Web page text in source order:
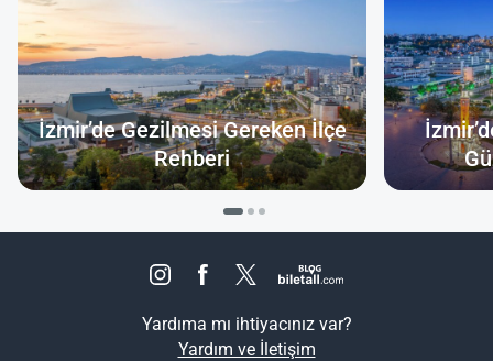
İzmir’de Gezilmesi Gereken İlçe
Rehberi
Yardıma mı ihtiyacınız var?
Yardım ve İletişim